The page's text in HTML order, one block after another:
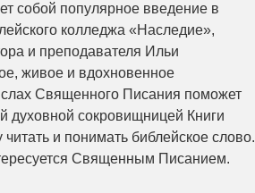
собой популярное введение в
колледжа «Наследие»,
и преподавателя Ильи
живое и вдохновенное
Священного Писания поможет
духовной сокровищницей Книги
и понимать библейское слово.
Священным Писанием.